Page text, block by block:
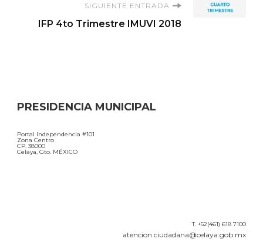
entradasSIGUIENTE ENTRADA
IFP 4to Trimestre IMUVI 2018
PRESIDENCIA MUNICIPAL
Portal Independencia #101
Zona Centro
CP. 38000
Celaya, Gto. MÉXICO
T. +52(461) 618 7100
atencion.ciudadana@celaya.gob.mx